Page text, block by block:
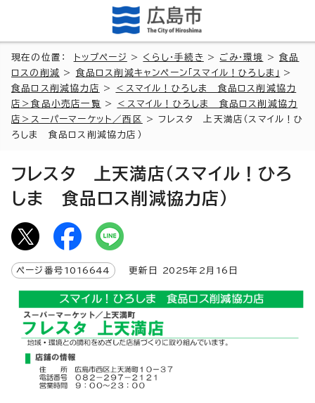
現在の位置： トップページ > くらし・手続き > ごみ・環境 >食品
ロスの削減 > 食品ロス削減キャンペーン「スマイル！ひろしま」
>
食品ロス削減協力店
>
＜スマイル！ひろしま 食品ロス削減協力
店＞食品小売店一覧
>
＜スマイル！ひろしま 食品ロス削減協力
店＞スーパーマーケット／西区
> フレスタ 上天満店（スマイル！ひ
ろしま 食品ロス削減協力店）
フレスタ 上天満店（スマイル！ひろ
しま 食品ロス削減協力店）
ページ番号 1016644 更新日 2025年2月 16 日